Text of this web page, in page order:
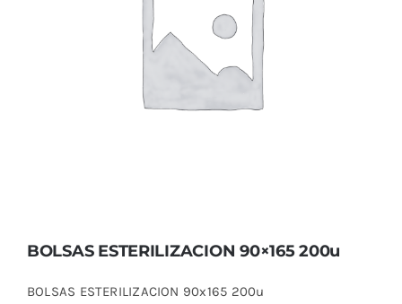
BOLSAS ESTERILIZACION 90×165 200u
BOLSAS ESTERILIZACION 90×165 200u
BOLSAS ESTERILIZACION 90x165 200u